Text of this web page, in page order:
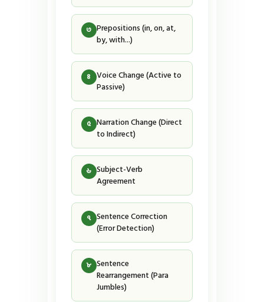
৩ Prepositions (in, on, at,
by, with...)
৪ Voice Change (Active to
Passive)
৫ Narration Change (Direct
to Indirect)
৬ Subject-Verb
Agreement
৭ Sentence Correction
(Error Detection)
৮ Sentence
Rearrangement (Para
Jumbles)